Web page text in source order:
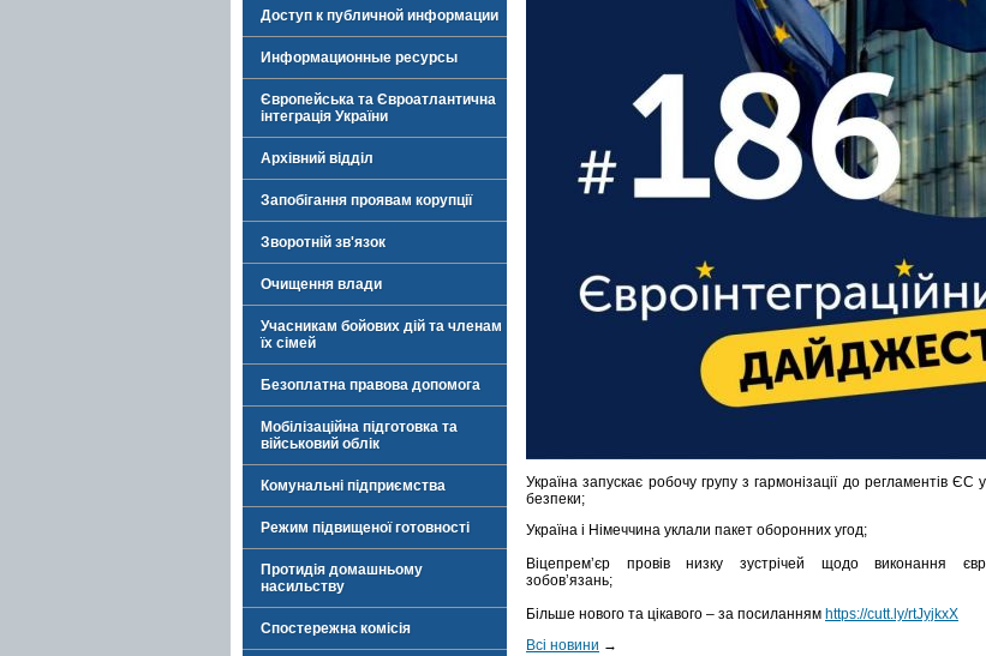
Доступ к публичной информации
Информационные ресурсы
Європейська та Євроатлантична
інтеграція України
Архівний відділ
Запобігання проявам корупції
Зворотній зв'язок
Очищення влади
Учасникам бойових дій та членам
їх сімей
Безоплатна правова допомога
Мобілізаційна підготовка та
військовий облік
Комунальні підприємства
Режим підвищеної готовності
Протидія домашньому
насильству
Спостережна комісія
Україна запускає робочу групу з гармонізації до регламентів ЄС у
безпеки;
Україна і Німеччина уклали пакет оборонних угод;
Віцепремʼєр провів низку зустрічей щодо виконання
зобовʼязань;
Більше нового та цікавого – за посиланням https://cutt.ly/rtJyjkxX
Всі новини →